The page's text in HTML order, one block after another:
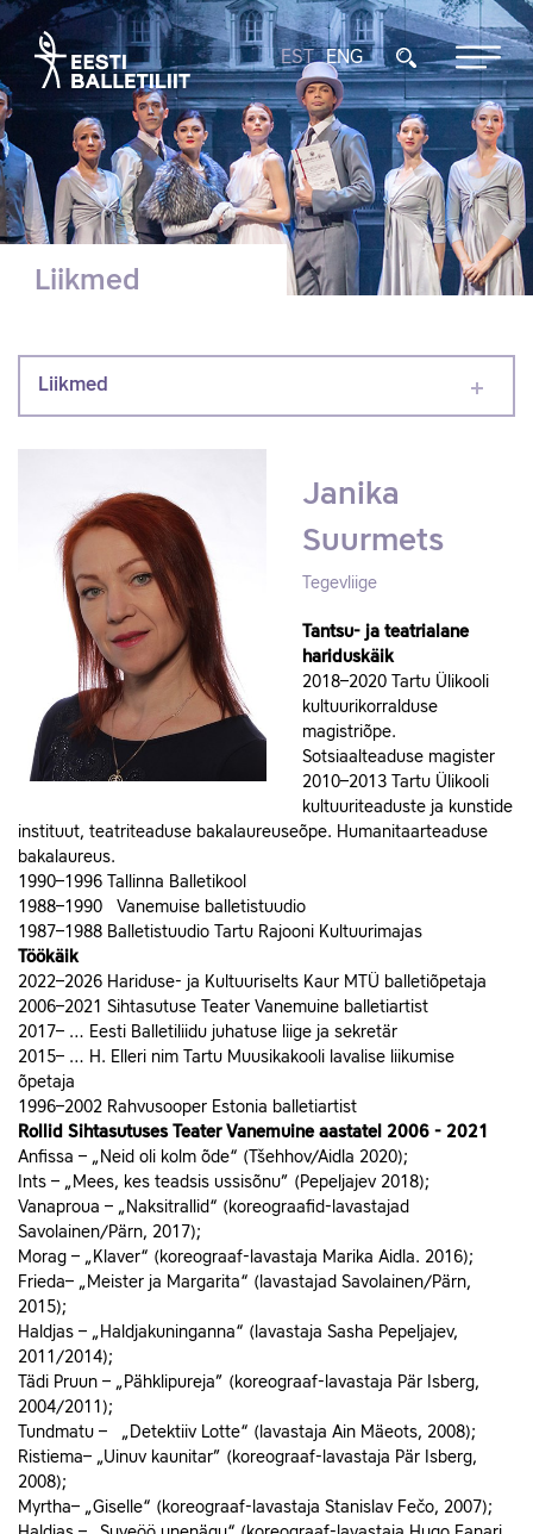
EST ENG
Liikmed
Liikmed
Janika
Suurmets
Tegevliige
Tantsu- ja teatrialane
hariduskäik
2018–2020 Tartu Ülikooli
kultuurikorralduse
magistriõpe.
Sotsiaalteaduse magister
2010–2013 Tartu Ülikooli
kultuuriteaduste ja kunstide
instituut, teatriteaduse bakalaureuseõpe. Humanitaarteaduse
bakalaureus.
1990–1996 Tallinna Balletikool
1988–1990 Vanemuise balletistuudio
1987–1988 Balletistuudio Tartu Rajooni Kultuurimajas
Töökäik
2022–2026 Hariduse- ja Kultuuriselts Kaur MTÜ balletiõpetaja
2006–2021 Sihtasutuse Teater Vanemuine balletiartist
2017– … Eesti Balletiliidu juhatuse liige ja sekretär
2015– … H. Elleri nim Tartu Muusikakooli lavalise liikumise
õpetaja
1996–2002 Rahvusooper Estonia balletiartist
Rollid Sihtasutuses Teater Vanemuine aastatel 2006 - 2021
Anfissa – „Neid oli kolm õde“ (Tšehhov/Aidla 2020);
Ints – „Mees, kes teadsis ussisõnu” (Pepeljajev 2018);
Vanaproua – „Naksitrallid“ (koreograafid-lavastajad
Savolainen/Pärn, 2017);
Morag – „Klaver“ (koreograaf-lavastaja Marika Aidla. 2016);
Frieda– „Meister ja Margarita“ (lavastajad Savolainen/Pärn,
2015);
Haldjas – „Haldjakuninganna“ (lavastaja Sasha Pepeljajev,
2011/2014);
Tädi Pruun – „Pähklipureja” (koreograaf-lavastaja Pär Isberg,
2004/2011);
Tundmatu – „Detektiiv Lotte“ (lavastaja Ain Mäeots, 2008);
Ristiema– „Uinuv kaunitar” (koreograaf-lavastaja Pär Isberg,
2008);
Myrtha– „Giselle“ (koreograaf-lavastaja Stanislav Fečo, 2007);